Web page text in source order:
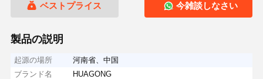
ベストプライス 今雑談しなさい
製品の説明
起源の場所
河南省、中国
ブランド名
HUAGONG